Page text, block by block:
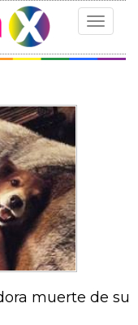
Toggle
muerte de su